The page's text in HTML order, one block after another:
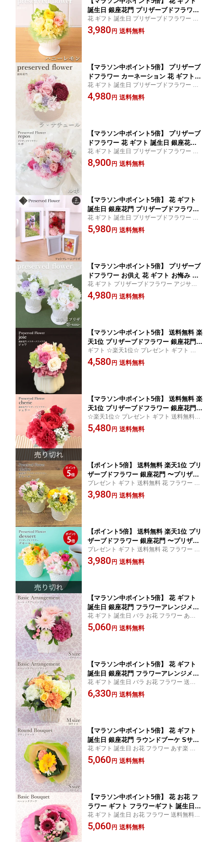
誕生日 銀座花門 プリザーブドフラワー
〜 プリザ 銀座 〜『ハニーレモン』 送
料無料 バラ お花 フラワー プレゼント
花 ギフト 誕生日 プリザーブドフラワー バ
ラ お花 フラワー 送料無料 開店祝い お見舞
い 記念日 プレゼント お祝い 結婚祝い 出産
3,980 円 送料無料
【マラソン中ポイント5倍】 プリザーブ
ドフラワー カーネーション 花 ギフト
誕生日 銀座花門 プリザーブド 〜 プリ
ザ 銀座 〜『ラ・ナチュール』 プレゼン
花 ギフト 誕生日 プリザーブドフラワー バ
ラ お花 フラワー 送料無料 開店祝い お見舞
い 記念日 プレゼント お祝い 結婚祝い 出産
4,980 円 送料無料
【マラソン中ポイント5倍】 プリザーブ
ドフラワー 花 ギフト 誕生日 銀座花門
プリザーブド 〜 プリザ 銀座 〜『ル
ポ』 プレゼント フラワーギフト ブリザ
花 ギフト 誕生日 プリザーブドフラワー バ
ラ お花 フラワー 送料無料 開店祝い お見舞
い 記念日 プレゼント お祝い 結婚祝い 出産
8,900 円 送料無料
【マラソン中ポイント5倍】 花 ギフト
誕生日 銀座花門 プリザーブドフラワー
〜 プリザ 銀座 〜『 フォトフレーム プ
リザ 』 2色〜選択 送料無料 バラ お花
花 ギフト 誕生日 プリザーブドフラワー バ
ラ お花 フラワー プリザ 送料無料 開店祝い
お見舞い 記念日 プレゼント お祝い 結婚祝
5,980 円 送料無料
【マラソン中ポイント5倍】 プリザーブ
ドフラワー お供え 花 ギフト お悔み 仏
壇用 法事 お盆 新盆 お彼岸 銀座花門 プ
リザーブド 〜 プリザ 銀座 〜『想-sou
花 ギフト プリザーブドフラワー アジサイ
カスミソウ お花 フラワー 送料無料 お悔や
み お悔み お供え 供花 仏花 お供え花 仏事
4,980 円 送料無料
【マラソン中ポイント5倍】 送料無料 楽
天1位 プリザーブドフラワー 銀座花門
〜プリザ 銀座 〜『ジョワ』 ギフト プ
レゼント 花 お花 フラワー ギフト ポイ
ギフト ☆楽天1位☆ プレゼント ギフト 送料
無料 花 フラワー アレンジ プリザ プリザー
ブド 銀座 ピンク カーネーション バラ
4,580 円 送料無料
【マラソン中ポイント5倍】 送料無料 楽
天1位 プリザーブドフラワー 銀座花門
〜プリザ 銀座 〜『シェリー』 プレゼン
ト 花 お花 フラワー フラワーギフト ポ
☆楽天1位☆ プレゼント ギフト 送料無料 花
フラワー アレンジ プリザ プリザーブド 銀
座 ピンク バラ
5,480 円 送料無料
【ポイント5倍】 送料無料 楽天1位 プリ
ザーブドフラワー 銀座花門 〜プリザ銀
座〜『クレール』 2色からご選択 プレゼ
ント 花 お花 フラワー ギフト フラワー
プレゼント ギフト 送料無料 花 フラワー ア
レンジ プリザ プリザーブド 開店祝い お見
舞い 記念日 プレゼント お祝い 結婚祝い 出
3,980 円 送料無料
【ポイント5倍】 送料無料 楽天1位 プリ
ザーブドフラワー 銀座花門 〜プリザ銀
座〜『デセール』 2色からご選択 プレゼ
ント 花 お花 フラワー ギフト フラワー
プレゼント ギフト 送料無料 花 フラワー ア
レンジ プリザ プリザーブド 開店祝い お見
舞い 記念日 プレゼント お祝い 結婚祝い 出
3,980 円 送料無料
【マラソン中ポイント5倍】 花 ギフト
誕生日 銀座花門 フラワーアレンジメン
ト Sサイズ（4色から選択） 《日曜・祝
日を除き12時まで 当日配達 ご注文受
花 ギフト 誕生日 バラ お花 フラワー あす楽
フラワーアレンジメント アレンジメントフ
ラワー 開店祝い お見舞い 記念日 プレゼン
5,060 円 送料無料
【マラソン中ポイント5倍】 花 ギフト
誕生日 銀座花門 フラワーアレンジメン
ト Mサイズ（4色から選択） 《日曜・祝
日を除き12時まで 当日配達 ご注文受
花 ギフト 誕生日 バラ お花 フラワー 送料無
料 あす楽 フラワーアレンジメント アレン
ジメントフラワー 開店祝い お見舞い 記念
6,330 円 送料無料
【マラソン中ポイント5倍】 花 ギフト
誕生日 銀座花門 ラウンドブーケ Sサイ
ズ（4色から選べます！） 《日曜・祝日
を除き12時まで 当日配達 ご注文受付》
花 ギフト 誕生日 お花 フラワー あす楽 当日
配達 花束 ブーケ 開店祝い お見舞い 記念日
プレゼント お祝い 結婚祝い 出産祝い 発表
5,060 円 送料無料
【マラソン中ポイント5倍】 花 お花 フ
ラワー ギフト フラワーギフト 誕生日
プレゼント 銀座花門 ベーシックブーケ
Sサイズ 花束 ブーケ あす楽 花屋 バラ
花 ギフト 誕生日 お花 フラワー 送料無料 あ
す楽 当日配達 花束 ブーケ 開店祝い お見舞
い 記念日 プレゼント お祝い 結婚祝い 出産
5,060 円 送料無料